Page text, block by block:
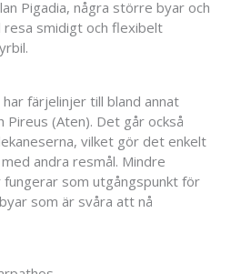
Pigadia, några större byar och
resa smidigt och flexibelt
färjelinjer till bland annat
Pireus (Aten). Det går också
vilket gör det enkelt
andra resmål. Mindre
fungerar som utgångspunkt för
som är svåra att nå